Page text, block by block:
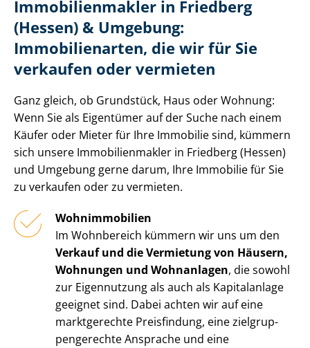
Im­mo­bi­li­en­mak­ler in Friedberg
(Hessen) & Umgebung:
Immobilienarten, die wir für Sie
verkaufen oder vermieten
Ganz gleich, ob Grundstück, Haus oder Wohnung:
Wenn Sie als Eigentümer auf der Suche nach einem
Käufer oder Mieter für Ihre Immobilie sind, kümmern
sich unsere Im­mo­bi­li­en­mak­ler in Friedberg (Hessen)
und Umgebung gerne darum, Ihre Immobilie für Sie
zu verkaufen oder zu vermieten.
Wohnimmobilien
Im Wohnbereich kümmern wir uns um den
Verkauf und die Vermietung von Häusern,
Wohnungen und Wohnanlagen, die sowohl
zur Eigennutzung als auch als Kapitalanlage
geeignet sind. Dabei achten wir auf eine
marktgerechte Preisfindung, eine ziel­grup­
pen­ge­rech­te Ansprache und eine